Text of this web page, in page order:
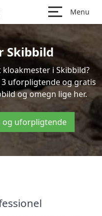
Menu
Skibbild
i Skibbild?
uforpligtende og gratis
og omegn lige her.
og uforpligtende